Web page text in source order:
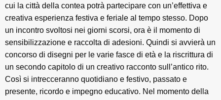
cui la città della contea potrà partecipare con un’effettiva e
creativa esperienza festiva e feriale al tempo stesso. Dopo
un incontro svoltosi nei giorni scorsi, ora è il momento di
sensibilizzazione e raccolta di adesioni. Quindi si avvierà un
concorso di disegni per le varie fasce di età e la riscrittura di
un secondo capitolo di un creativo racconto sull’antico rito.
Così si intrecceranno quotidiano e festivo, passato e
presente, ricordo e impegno educativo. Nel momento della